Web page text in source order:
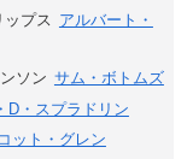
プス アルバート・
ソン サム・ボトムズ
D・スプラドリン
ット・グレン